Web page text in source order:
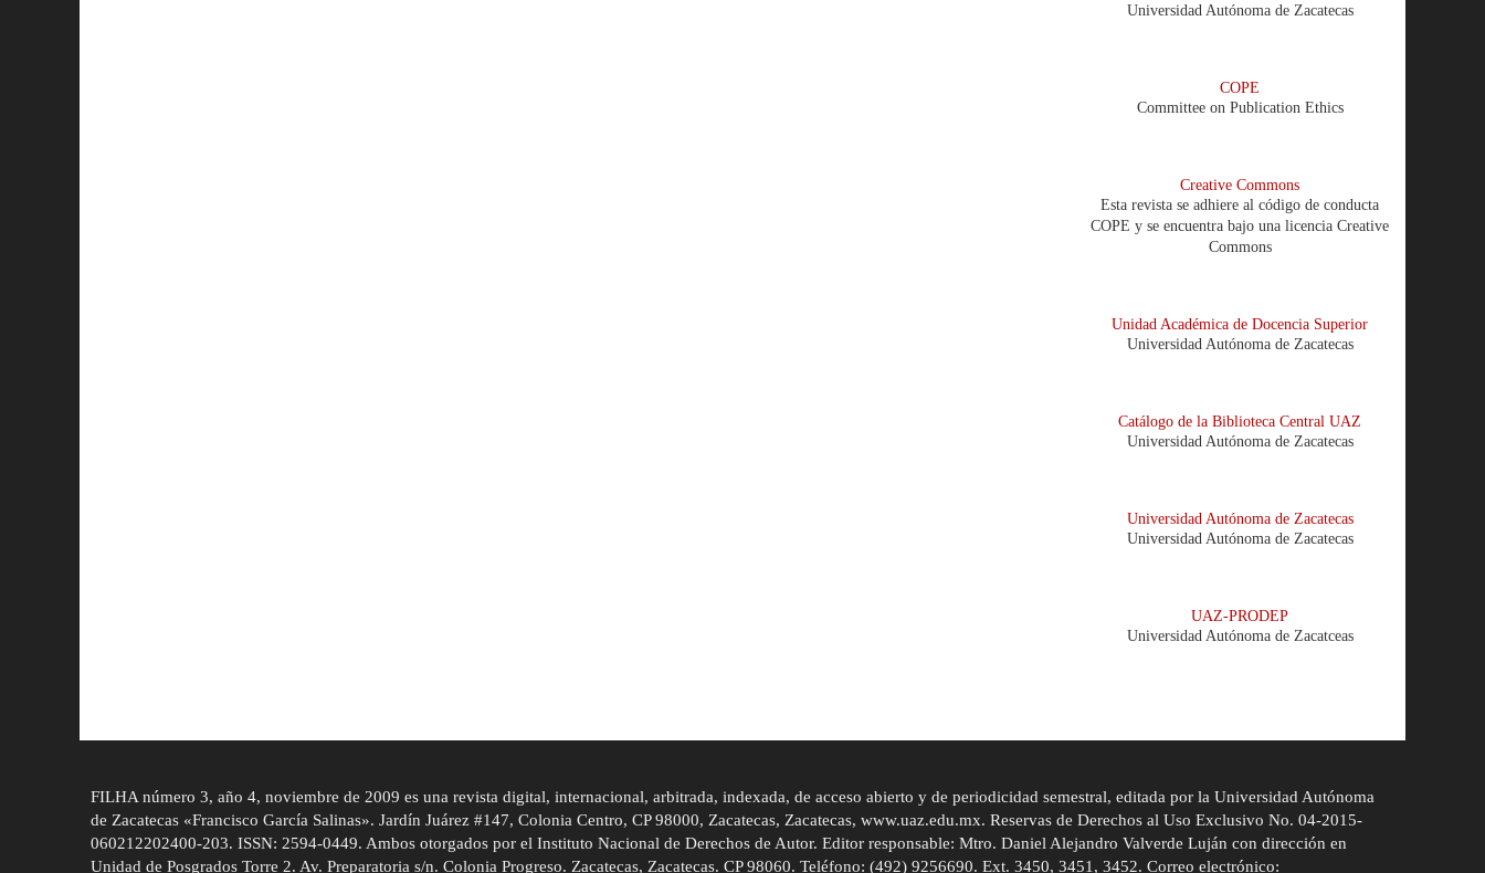
Universidad Autónoma de Zacatecas
COPE
Committee on Publication Ethics
Creative Commons
Esta revista se adhiere al código de conducta
COPE y se encuentra bajo una licencia Creative
Commons
Unidad Académica de Docencia Superior
Universidad Autónoma de Zacatecas
Catálogo de la Biblioteca Central UAZ
Universidad Autónoma de Zacatecas
Universidad Autónoma de Zacatecas
Universidad Autónoma de Zacatecas
UAZ-PRODEP
Universidad Autónoma de Zacatceas
FILHA número 3, año 4, noviembre de 2009 es una revista digital, internacional, arbitrada, indexada, de acceso abierto y de periodicidad semestral, editada por la Universidad Autónoma
de Zacatecas «Francisco García Salinas». Jardín Juárez #147, Colonia Centro, CP 98000, Zacatecas, Zacatecas, www.uaz.edu.mx. Reservas de Derechos al Uso Exclusivo No. 04-2015-
060212202400-203. ISSN: 2594-0449. Ambos otorgados por el Instituto Nacional de Derechos de Autor. Editor responsable: Mtro. Daniel Alejandro Valverde Luján con dirección en
Unidad de Posgrados Torre 2. Av. Preparatoria s/n. Colonia Progreso. Zacatecas, Zacatecas. CP 98060. Teléfono: (492) 9256690. Ext. 3450, 3451, 3452. Correo electrónico: